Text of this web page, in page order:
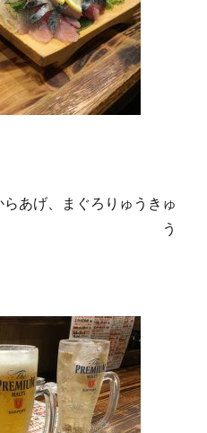
あげ、まぐろりゅうきゅ
う